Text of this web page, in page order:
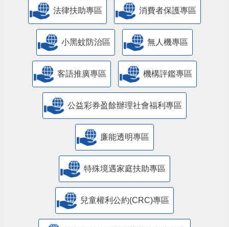
法律扶助專區 消費者保護專區
小黑蚊防治區 無人機專區
客語推廣專區 機構評鑑專區
公益彩券盈餘辦理社會福利專區
廉能透明專區
特殊境遇家庭扶助專區
兒童權利公約(CRC)專區